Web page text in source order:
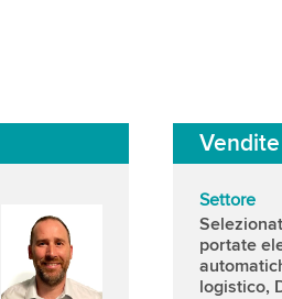
Settore
portate
logistico,